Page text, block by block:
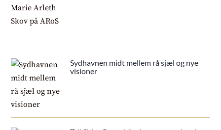
Sydhavnen midt mellem rå sjæl og nye
visioner